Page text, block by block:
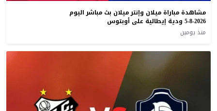
مشاهدة مباراة ميلان وإنتر ميلان بث مباشر اليوم
5-8-2026 ودية إيطالية على أوبتوس
منذ يومين